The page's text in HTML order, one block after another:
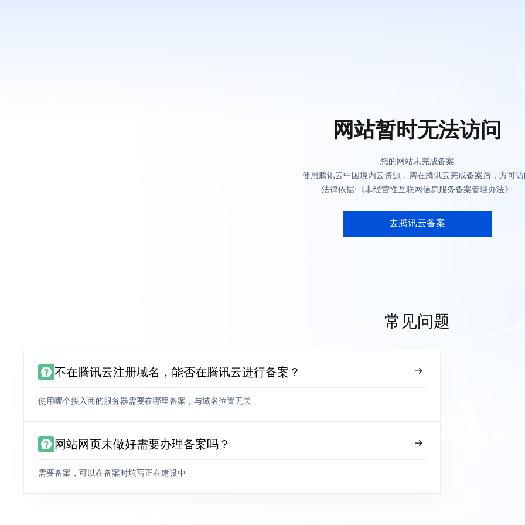
网站暂时无法访问
您的网站未完成备案
使用腾讯云中国境内云资源，需在腾讯云完成备案后，方可
法律依据:《非经营性互联网信息服务备案管理办法》
去腾讯云备案
常见问题
不在腾讯云注册域名，能否在腾讯云进行备案？
使用哪个接入商的服务器需要在哪里备案，与域名位置无关
网站网页未做好需要办理备案吗？
需要备案，可以在备案时填写正在建设中